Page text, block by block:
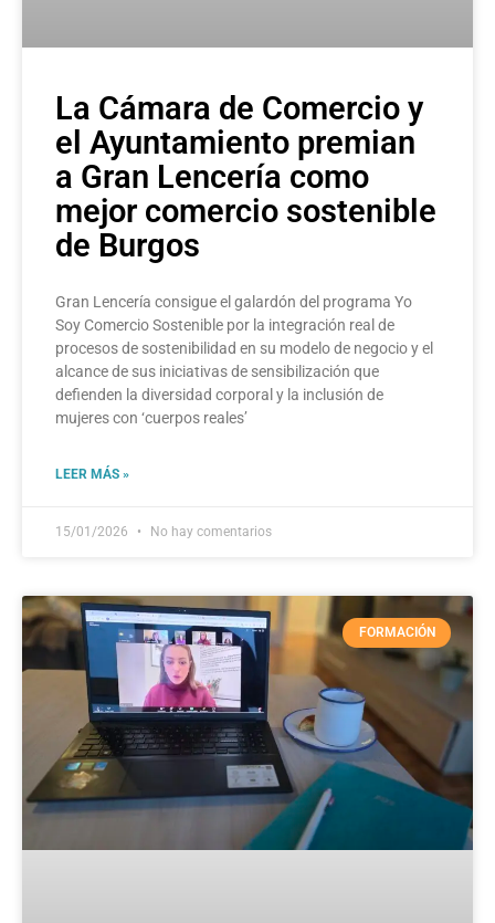
La Cámara de Comercio y
el Ayuntamiento premian
a Gran Lencería como
mejor comercio sostenible
de Burgos
Gran Lencería consigue el galardón del programa Yo
Soy Comercio Sostenible por la integración real de
procesos de sostenibilidad en su modelo de negocio y el
alcance de sus iniciativas de sensibilización que
defienden la diversidad corporal y la inclusión de
mujeres con ‘cuerpos reales’
LEER MÁS »
15/01/2026 No hay comentarios
FORMACIÓN